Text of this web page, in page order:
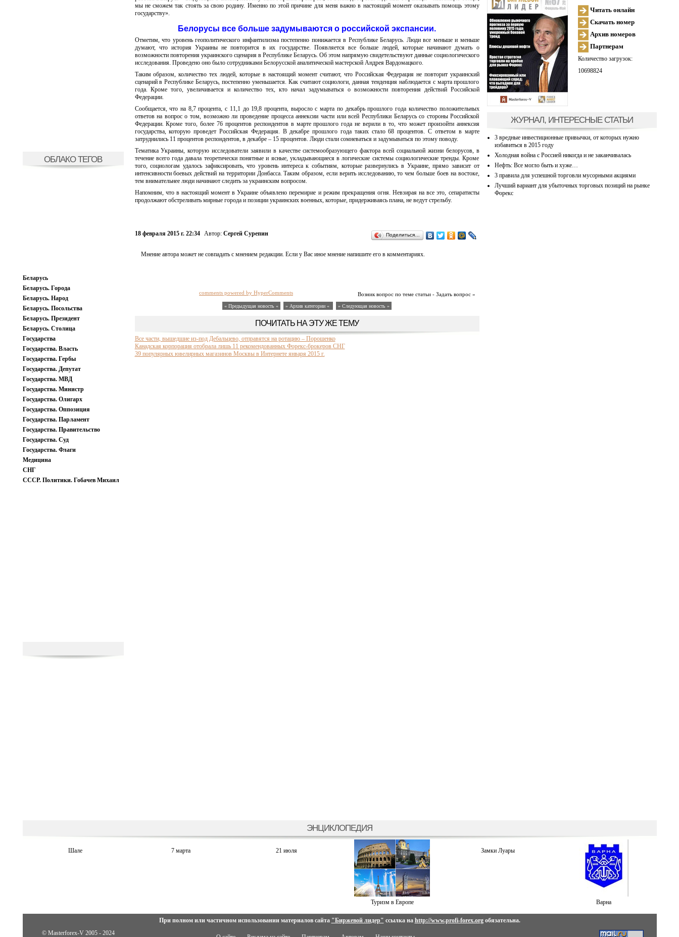
ОБЛАКО ТЕГОВ
Беларусь
Беларусь. Города
Беларусь. Народ
Беларусь. Посольства
Беларусь. Президент
Беларусь. Столица
Государства
Государства. Власть
Государства. Гербы
Государства. Депутат
Государства. МВД
Государства. Министр
Государства. Олигарх
Государства. Оппозиция
Государства. Парламент
Государства. Правительство
Государства. Суд
Государства. Флаги
Медицина
СНГ
СССР. Политики. Гобачев Михаил
мы не сможем так стоять за свою родину. Именно по этой причине для меня важно в настоящий момент оказывать помощь этому
государству».
Белорусы все больше задумываются о российской экспансии.
Отметим, что уровень геополитического инфантилизма постепенно понижается в Республике Беларусь. Люди все меньше и меньше
думают, что история Украины не повторится в их государстве. Появляется все больше людей, которые начинают думать о
возможности повторения украинского сценария в Республике Беларусь. Об этом напрямую свидетельствуют данные социологического
исследования. Проведено оно было сотрудниками Белорусской аналитической мастерской Андрея Вардомацкого.
Таким образом, количество тех людей, которые в настоящий момент считают, что Российская Федерация не повторит украинский
сценарий в Республике Беларусь, постепенно уменьшается. Как считают социологи, данная тенденция наблюдается с марта прошлого
года. Кроме того, увеличивается и количество тех, кто начал задумываться о возможности повторения действий Российской
Федерации.
Сообщается, что на 8,7 процента, с 11,1 до 19,8 процента, выросло с марта по декабрь прошлого года количество положительных
ответов на вопрос о том, возможно ли проведение процесса аннексии части или всей Республики Беларусь со стороны Российской
Федерации. Кроме того, более 76 процентов респондентов в марте прошлого года не верили в то, что может произойти аннексия
государства, которую проведет Российская Федерация. В декабре прошлого года таких стало 68 процентов. С ответом в марте
затруднились 11 процентов респондентов, в декабре – 15 процентов. Люди стали сомневаться и задумываться по этому поводу.
Тематика Украины, которую исследователи заявили в качестве системообразующего фактора всей социальной жизни белорусов, в
течение всего года давала теоретически понятные и ясные, укладывающиеся в логические системы социологические тренды. Кроме
того, социологам удалось зафиксировать, что уровень интереса к событиям, которые развернулись в Украине, прямо зависит от
интенсивности боевых действий на территории Донбасса. Таким образом, если верить исследованию, то чем больше боев на востоке,
тем внимательнее люди начинают следить за украинским вопросом.
Напомним, что в настоящий момент в Украине объявлено перемирие и режим прекращения огня. Невзирая на все это, сепаратисты
продолжают обстреливать мирные города и позиции украинских военных, которые, придерживаясь плана, не ведут стрельбу.
18 февраля 2015 г. 22:34 Автор: Сергей Сурепин Поделиться…
Мнение автора может не совпадать с мнением редакции. Если у Вас иное мнение напишите его в комментариях.
Возник вопрос по теме статьи - Задать вопрос »
comments powered by HyperComments
« Предыдущая новость « » Архив категории « » Следующая новость »
ПОЧИТАТЬ НА ЭТУ ЖЕ ТЕМУ
Все части, вышедшие из-под Дебальцево, отправятся на ротацию – Порошенко
Канадская корпорация отобрала лишь 11 рекомендованных Форекс-брокеров СНГ
39 популярных ювелирных магазинов Москвы в Интернете января 2015 г.
Читать онлайн
Скачать номер
Архив номеров
Партнерам
Количество загрузок:
10698824
ЖУРНАЛ, ИНТЕРЕСНЫЕ СТАТЬИ
3 вредные инвестиционные привычки, от которых нужно
избавиться в 2015 году
Холодная война с Россией никогда и не заканчивалась
Нефть: Все могло быть и хуже…
3 правила для успешной торговли мусорными акциями
Лучший вариант для убыточных торговых позиций на рынке
Форекс
ЭНЦИКЛОПЕДИЯ
Шале 7 марта 21 июля
Туризм в Европе
Замки Луары
Варна
При полном или частичном использовании материалов сайта "Биржевой лидер" ссылка на http://www.profi-forex.orgобязательна.
© Masterforex-V 2005 - 2024